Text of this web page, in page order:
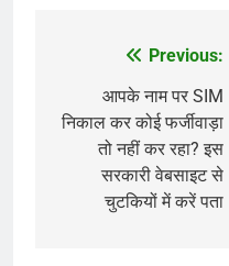
navigation
Previous:
आपके नाम पर SIM
निकाल कर कोई फर्जीवाड़ा
तो नहीं कर रहा? इस
सरकारी वेबसाइट से
चुटकियों में करें पता